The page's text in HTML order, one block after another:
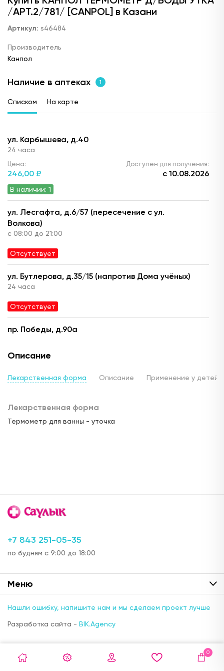
/АРТ.2/781/ [CANPOL] в Казани
Артикул: s46484
Производитель
Канпол
Наличие в аптеках 1
Списком На карте
ул. Карбышева, д.40
24 часа
Цена:
246,00 ₽
Доступен для получения:
с 10.08.2026
В наличии: 1
ул. Лесгафта, д.6/57 (пересечение с ул.
Волкова)
с 08:00 до 21:00
Отсутствует
ул. Бутлерова, д.35/15 (напротив Дома учёных)
24 часа
Отсутствует
пр. Победы, д.90а
Отсутствует
ул. Ю. Фучика, д.90 (ТЦ "Франт")
Отсутствует
Отсутствует
ул. Ак. Парина, д.6 (напротив деревни
Универсиады)
Отсутствует
ул. Краснококшайская, д. 162 (остановка
с 08:00 до 21:00
Описание
Лекарственная форма Описание Применение у детей
Лекарственная форма
Термометр для ванны - уточка
+7 843 251-05-35
по будням с 9:00 до 18:00
Меню
Нашли ошибку, напишите нам и мы сделаем проект лучше
Разработка сайта - BIK.Agency
0